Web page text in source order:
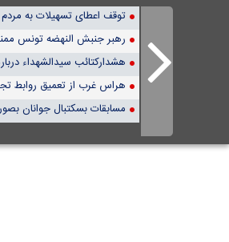
توقف اعطای تسهیلات به
رهبر جنبش النهضه تونس
هشدارکتائب سیدالشهداء
هراس غرب از تعمیق روابط
مسابقات بسکتبال جوانان